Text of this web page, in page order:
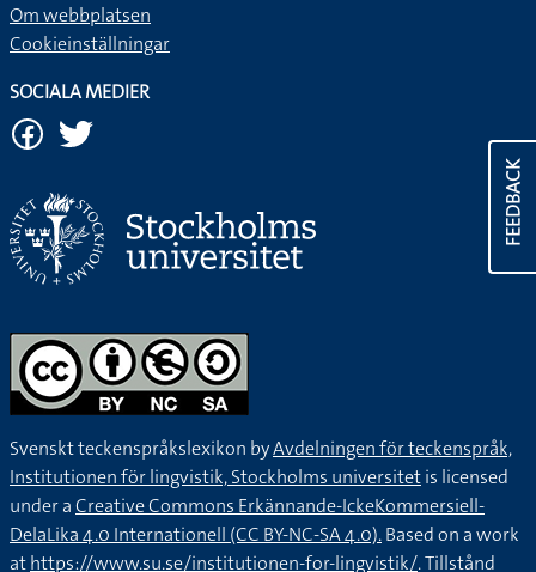
FEEDBACK
Om webbplatsen
Cookieinställningar
SOCIALA MEDIER
Svenskt teckenspråkslexikon byAvdelningen för teckenspråk,
Institutionen för lingvistik, Stockholms universitetis licensed
under aCreative Commons Erkännande-IckeKommersiell-
DelaLika 4.0 Internationell (CC BY-NC-SA 4.0).Based on a work
athttps://www.su.se/institutionen-for-lingvistik/. Tillstånd